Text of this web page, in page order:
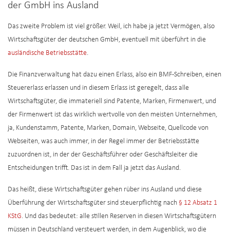
der GmbH ins Ausland
Das zweite Problem ist viel größer. Weil, ich habe ja jetzt Vermögen, also
Wirtschaftsgüter der deutschen GmbH, eventuell mit überführt in die
ausländische Betriebsstätte.
Die Finanzverwaltung hat dazu einen Erlass, also ein BMF-Schreiben, einen
Steuererlass erlassen und in diesem Erlass ist geregelt, dass alle
Wirtschaftsgüter, die immateriell sind Patente, Marken, Firmenwert, und
der Firmenwert ist das wirklich wertvolle von den meisten Unternehmen,
ja, Kundenstamm, Patente, Marken, Domain, Webseite, Quellcode von
Webseiten, was auch immer, in der Regel immer der Betriebsstätte
zuzuordnen ist, in der der Geschäftsführer oder Geschäftsleiter die
Entscheidungen trifft. Das ist in dem Fall ja jetzt das Ausland.
Das heißt, diese Wirtschaftsgüter gehen rüber ins Ausland und diese
Überführung der Wirtschaftsgüter sind steuerpflichtig nach § 12 Absatz 1
KStG. Und das bedeutet: alle stillen Reserven in diesen Wirtschaftsgütern
müssen in Deutschland versteuert werden, in dem Augenblick, wo die